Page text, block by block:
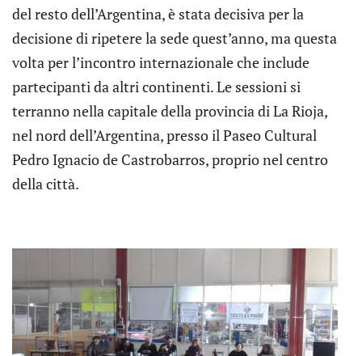
del resto dell’Argentina, è stata decisiva per la
decisione di ripetere la sede quest’anno, ma questa
volta per l’incontro internazionale che include
partecipanti da altri continenti. Le sessioni si
terranno nella capitale della provincia di La Rioja,
nel nord dell’Argentina, presso il Paseo Cultural
Pedro Ignacio de Castrobarros, proprio nel centro
della città.